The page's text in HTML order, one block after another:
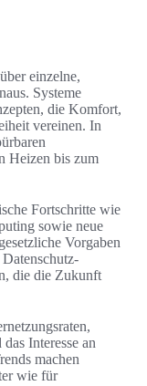
einzelne,
Systeme
die Komfort,
vereinen. In
Heizen bis zum
Fortschritte wie
sowie neue
Vorgaben
die die Zukunft
Interesse an
machen
wie für